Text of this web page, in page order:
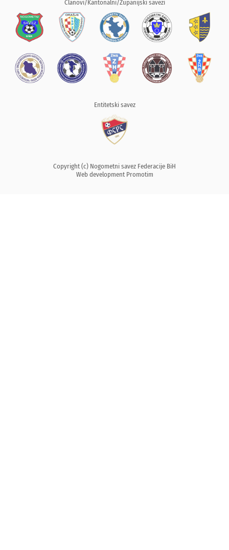
Članovi/Kantonalni/Županijski savezi
Entitetski savez
Copyright (c) Nogometni savez Federacije BiH
Web development Promotim